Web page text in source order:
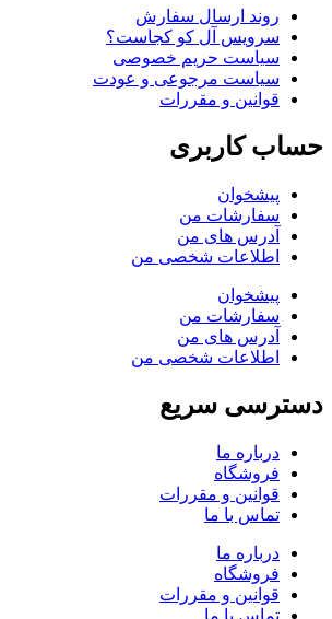
روند ارسال سفارش
سرویس آل کو کجاست؟
سیاست حریم خصوصی
سیاست مرجوعی و عودت
قوانین و مقررات
حساب کاربری
پیشخوان
سفارشات من
آدرس های من
اطلاعات شخصی من
پیشخوان
سفارشات من
آدرس های من
اطلاعات شخصی من
دسترسی سریع
درباره ما
فروشگاه
قوانین و مقررات
تماس با ما
درباره ما
فروشگاه
قوانین و مقررات
تماس با ما